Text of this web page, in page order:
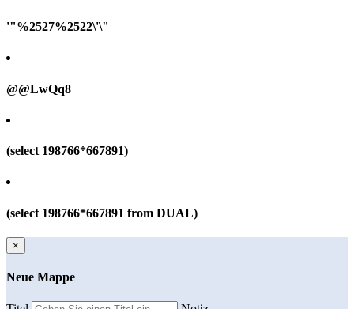
'"%2527%2522\'\"
@@LwQq8
(select 198766*667891)
(select 198766*667891 from DUAL)
×
Neue Mappe